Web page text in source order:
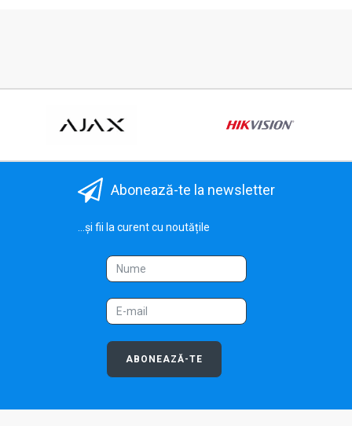
Abonează-te la newsletter
...și fii la curent cu noutățile
ABONEAZĂ-TE